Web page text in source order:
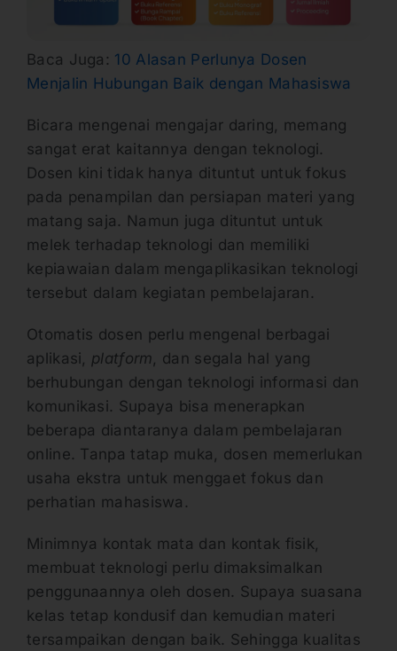
Baca Juga: 10 Alasan Perlunya Dosen
Menjalin Hubungan Baik dengan Mahasiswa
Bicara mengenai mengajar daring, memang
sangat erat kaitannya dengan teknologi.
Dosen kini tidak hanya dituntut untuk fokus
pada penampilan dan persiapan materi yang
matang saja. Namun juga dituntut untuk
melek terhadap teknologi dan memiliki
kepiawaian dalam mengaplikasikan teknologi
tersebut dalam kegiatan pembelajaran.
Otomatis dosen perlu mengenal berbagai
aplikasi, platform , dan segala hal yang
berhubungan dengan teknologi informasi dan
komunikasi. Supaya bisa menerapkan
beberapa diantaranya dalam pembelajaran
online. Tanpa tatap muka, dosen memerlukan
usaha ekstra untuk menggaet fokus dan
perhatian mahasiswa.
Minimnya kontak mata dan kontak fisik,
membuat teknologi perlu dimaksimalkan
penggunaannya oleh dosen. Supaya suasana
kelas tetap kondusif dan kemudian materi
tersampaikan dengan baik. Sehingga kualitas